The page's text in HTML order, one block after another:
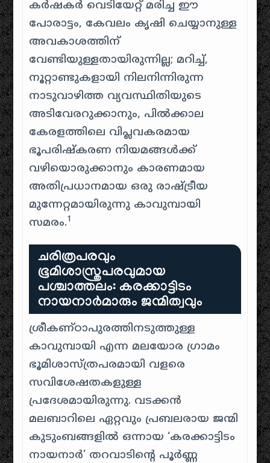
കർഷകർ വെടിയേറ്റ് മരിച്ച ഈ
പോരാട്ടം, കേവലം കൃഷി ചെയ്യാനുള്ള
അവകാശത്തിന്
വേണ്ടിയുള്ളതായിരുന്നില്ല; മറിച്ച്,
നൂറ്റാണ്ടുകളായി നിലനിന്നിരുന്ന
നാടുവാഴിത്ത വ്യവസ്ഥിതിയുടെ
അടിവേരറുക്കാനും, പിൽക്കാല
കേരളത്തിലെ വിപ്ലവകരമായ
ഭൂപരിഷ്കരണ നിയമങ്ങൾക്ക്
വഴിയൊരുക്കാനും കാരണമായ
അതിപ്രധാനമായ ഒരു രാഷ്ട്രീയ
മുന്നേറ്റമായിരുന്നു കാവുമ്പായി
സമരം.1
ചരിത്രപരവും
ഭൂമിശാസ്ത്രപരവുമായ
പശ്ചാത്തലം: കരക്കാട്ടിടം
നായനാർമാരും ജന്മിത്വവും
ശ്രീകണ്ഠാപുരത്തിനടുത്തുള്ള
കാവുമ്പായി എന്ന മലയോര ഗ്രാമം
ഭൂമിശാസ്ത്രപരമായി വളരെ
സവിശേഷതകളുള്ള
പ്രദേശമായിരുന്നു. വടക്കൻ
മലബാറിലെ ഏറ്റവും പ്രബലരായ ജന്മി
കുടുംബങ്ങളിൽ ഒന്നായ ‘കരക്കാട്ടിടം
നായനാർ’ തറവാടിന്റെ പൂർണ്ണ